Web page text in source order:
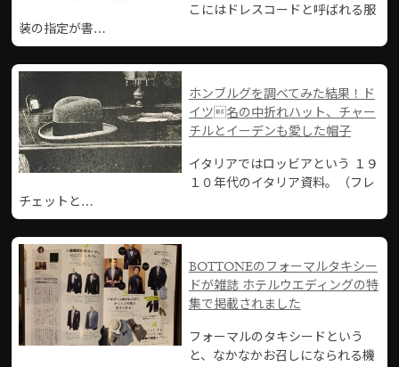
こにはドレスコードと呼ばれる服
装の指定が書…
ホンブルグを調べてみた結果！ド
イツ名の中折れハット、チャー
チルとイーデンも愛した帽子
イタリアではロッビアという １９
１０年代のイタリア資料。（フレ
チェットと…
BOTTONEのフォーマルタキシー
ドが雑誌 ホテルウエディングの特
集で掲載されました
フォーマルのタキシードという
と、なかなかお召しになられる機